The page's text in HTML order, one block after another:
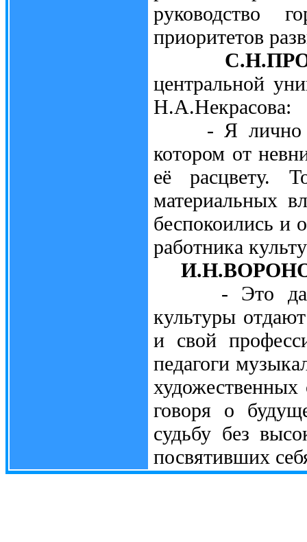
руководство
приоритетов
центральной
Н.А.Некрасова:
- Я лично не
котором от
её расцвету.
материальных
беспокоились и
работника
- Это давно
культуры
и свой
педагоги
говоря о
судьбу без
посвятивших